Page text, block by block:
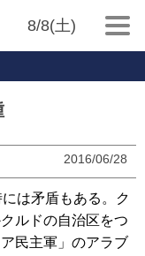
8/8(土)
2016/06/28
は矛盾もある。ク
ルドの自治区をつ
民主軍」のアラブ